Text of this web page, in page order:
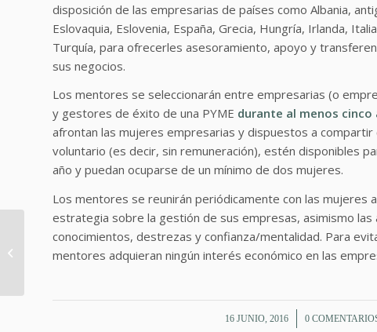
disposición de las empresarias de países como Albania,
Eslovaquia, Eslovenia, España, Grecia, Hungría, Irlanda,
Turquía, para ofrecerles asesoramiento, apoyo y
sus negocios.
Los mentores se seleccionarán entre empresarias (o
y gestores de éxito de una PYME durante al menos cinco
afrontan las mujeres empresarias y dispuestos a
voluntario (es decir, sin remuneración), estén disponibles
año y puedan ocuparse de un mínimo de dos mujeres.
Los mentores se reunirán periódicamente con las mujeres
estrategia sobre la gestión de sus empresas, asimismo
conocimientos, destrezas y confianza/mentalidad. Para
mentores adquieran ningún interés económico en las
16 JUNIO, 2016
/ 0 /
Equipos de alto
rendimiento por Pablo